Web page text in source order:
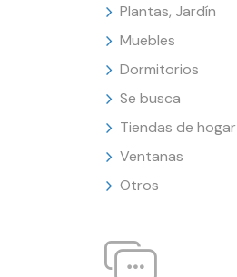
Plantas, Jardín
Muebles
Dormitorios
Se busca
Tiendas de hogar
Ventanas
Otros